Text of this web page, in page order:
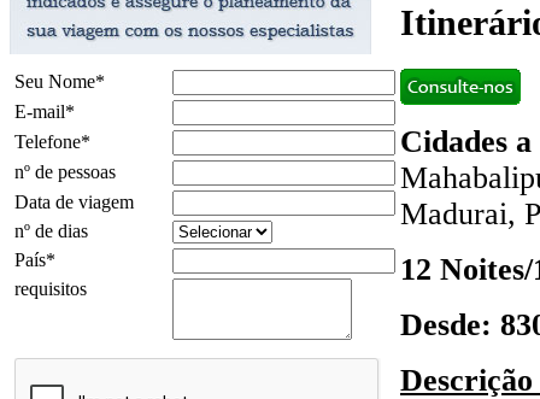
Seu Nome*
E-mail*
Telefone*
nº de pessoas
Data de viagem
nº de dias
País*
requisitos
Cidades
Madurai,
12
Desde: